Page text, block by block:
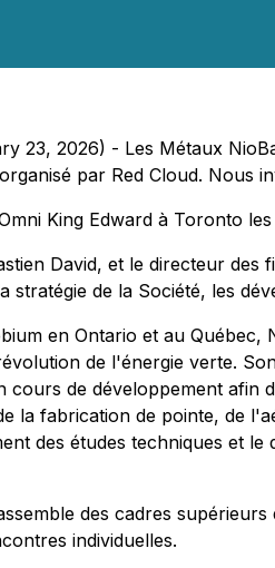
23, 2026) - Les Métaux
par Red Cloud. Nous
King Edward à Toronto
David, et le directeur
de la Société, les
en Ontario et au
de l'énergie verte.
cours de développement
la fabrication de pointe, de
des études techniques et
des cadres
individuelles.